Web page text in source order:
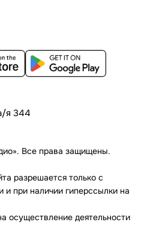
я 344
Все права защищены.
разрешается только с
и при наличии гиперссылки на
осуществление деятельности